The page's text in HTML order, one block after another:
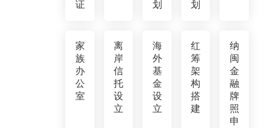
证
划
划
家
族
办
公
室
离
岸
信
托
设
立
海
外
基
金
设
立
红
筹
架
构
搭
建
纳
闽
金
融
牌
照
申